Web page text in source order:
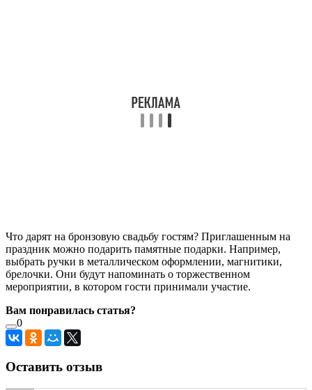
Что дарят на бронзовую свадьбу гостям? Приглашенным на
праздник можно подарить памятные подарки. Например,
выбрать ручки в металлическом оформлении, магнитики,
брелочки. Они будут напоминать о торжественном
мероприятии, в котором гости принимали участие.
Вам понравилась статья?
0
Оставить отзыв